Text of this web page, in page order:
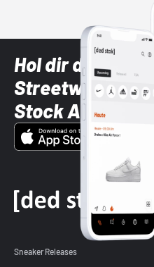
Hol dir die
Streetwear-
Stock App
Sneaker Releases